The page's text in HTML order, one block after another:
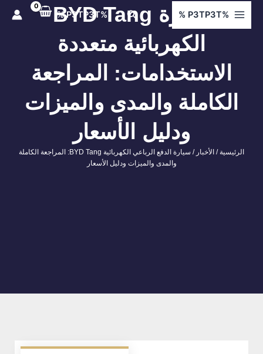
%P3TP3T % البحث %P3TP3T %
سيارة BYD Tang
الكهربائية متعددة
الاستخدامات: المراجعة
الكاملة والمدى والميزات
ودليل الأسعار
الرئيسية /الأخبار
/ سيارة الدفع الرباعي الكهربائية BYD Tang: المراجعة الكاملة
والمدى والميزات ودليل الأسعار